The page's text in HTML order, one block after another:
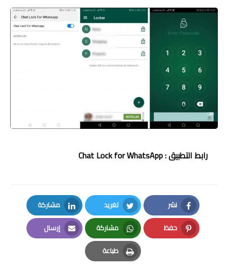
رابط التطبيق :Chat Lock for WhatsApp
نشر
Facebook
تغريد
Twitter
مشاركة
LinkedIn
حفظ
Pinterest
مشاركة
Whatsapp
إرسال
Email
طباعة
Print